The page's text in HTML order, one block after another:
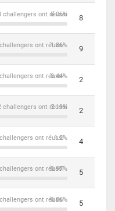
8.05%
challengers ont réussi 8
1.86%
ont réussi 9
0.44%
ont réussi 2
3.19%
challengers ont réussi 2
1.2%
ont réussi 4
0.97%
ont réussi 5
0.86%
ont réussi 5